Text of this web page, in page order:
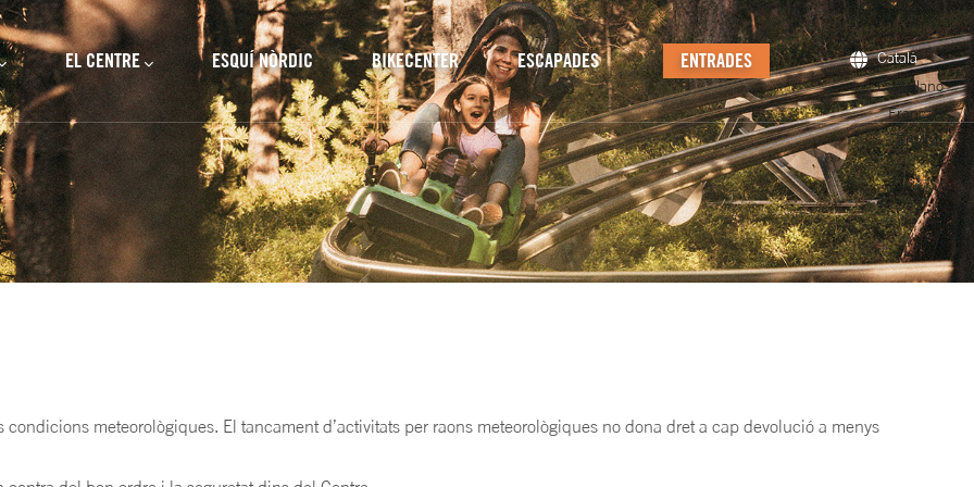
EL CENTRE ESQUÍ NÒRDIC BIKECENTER ESCAPADES ENTRADES
Català
Castellano
Français
English
condicions meteorològiques. El tancament d’activitats per raons meteorològiques no dona dret a cap devolució a menys